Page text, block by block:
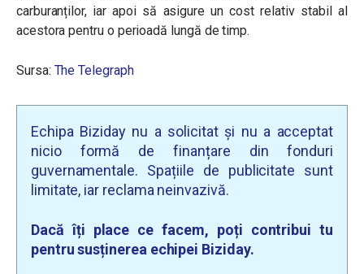
carburanților, iar apoi să asigure un cost relativ stabil al
acestora pentru o perioadă lungă de timp.
Sursa: The Telegraph
Echipa Biziday nu a solicitat și nu a acceptat
nicio formă de finanțare din fonduri
guvernamentale. Spațiile de publicitate sunt
limitate, iar reclama neinvazivă.
Dacă îți place ce facem, poți contribui tu
pentru susținerea echipei Biziday.